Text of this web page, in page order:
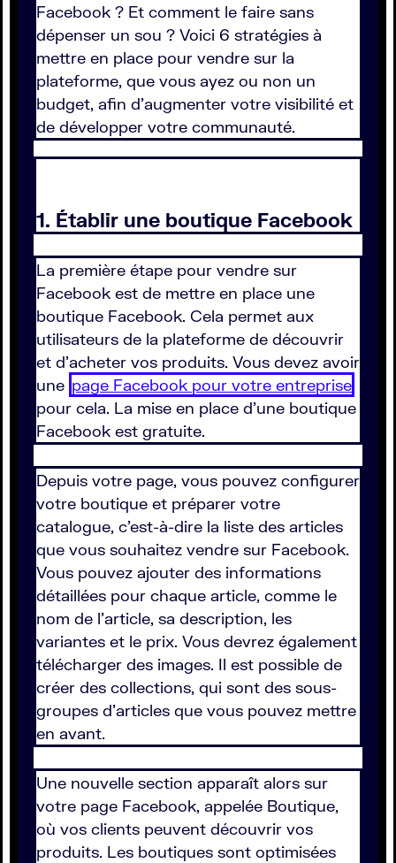
Facebook ? Et comment le faire sans
dépenser un sou ? Voici 6 stratégies à
mettre en place pour vendre sur la
plateforme, que vous ayez ou non un
budget, afin d'augmenter votre visibilité et
de développer votre communauté.
1. Établir une boutique Facebook
La première étape pour vendre sur
Facebook est de mettre en place une
boutique Facebook. Cela permet aux
utilisateurs de la plateforme de découvrir
et d'acheter vos produits. Vous devez avoir
une page Facebook pour votre entreprise
pour cela. La mise en place d'une boutique
Facebook est gratuite.
Depuis votre page, vous pouvez configurer
votre boutique et préparer votre
catalogue, c'est-à-dire la liste des articles
que vous souhaitez vendre sur Facebook.
Vous pouvez ajouter des informations
détaillées pour chaque article, comme le
nom de l'article, sa description, les
variantes et le prix. Vous devrez également
télécharger des images. Il est possible de
créer des collections, qui sont des sous-
groupes d'articles que vous pouvez mettre
en avant.
Une nouvelle section apparaît alors sur
votre page Facebook, appelée Boutique,
où vos clients peuvent découvrir vos
produits. Les boutiques sont optimisées